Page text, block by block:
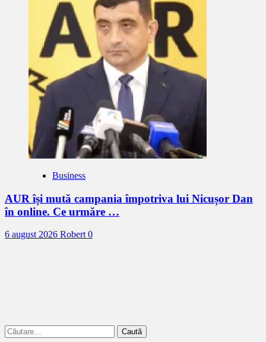
Business
AUR își mută campania împotriva lui Nicușor Dan
în online. Ce urmăre …
6 august 2026 Robert 0
Caută